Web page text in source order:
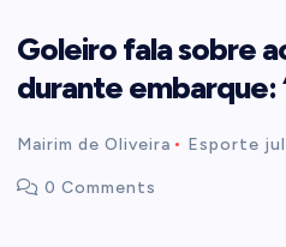
Goleiro fala sobre
durante embarque:
Mairim de Oliveira Esporte
0 Comments